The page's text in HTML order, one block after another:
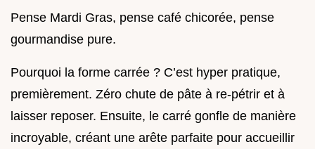
Pense Mardi Gras, pense café chicorée, pense
gourmandise pure.
Pourquoi la forme carrée ? C’est hyper pratique,
premièrement. Zéro chute de pâte à re-pétrir et à
laisser reposer. Ensuite, le carré gonfle de manière
incroyable, créant une arête parfaite pour accueillir